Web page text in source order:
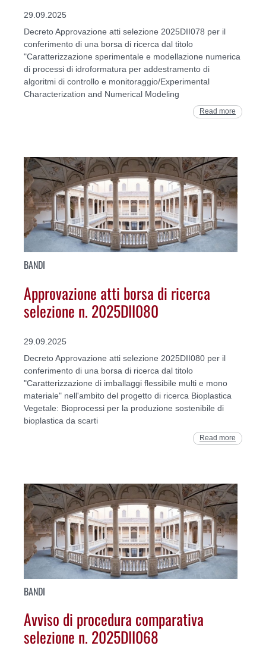
29.09.2025
Decreto Approvazione atti selezione 2025DII078 per il
conferimento di una borsa di ricerca dal titolo
"Caratterizzazione sperimentale e modellazione numerica
di processi di idroformatura per addestramento di
algoritmi di controllo e monitoraggio/Experimental
Characterization and Numerical Modeling
Read more
BANDI
Approvazione atti borsa di ricerca
selezione n. 2025DII080
29.09.2025
Decreto Approvazione atti selezione 2025DII080 per il
conferimento di una borsa di ricerca dal titolo
"Caratterizzazione di imballaggi flessibile multi e mono
materiale" nell'ambito del progetto di ricerca Bioplastica
Vegetale: Bioprocessi per la produzione sostenibile di
bioplastica da scarti
Read more
BANDI
Avviso di procedura comparativa
selezione n. 2025DII068